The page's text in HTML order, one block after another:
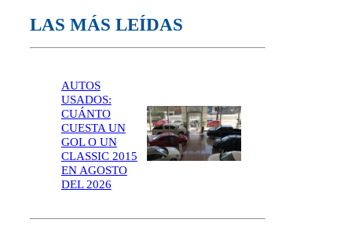
LAS MÁS LEÍDAS
AUTOS
USADOS:
CUÁNTO
CUESTA UN
GOL O UN
CLASSIC 2015
EN AGOSTO
DEL 2026